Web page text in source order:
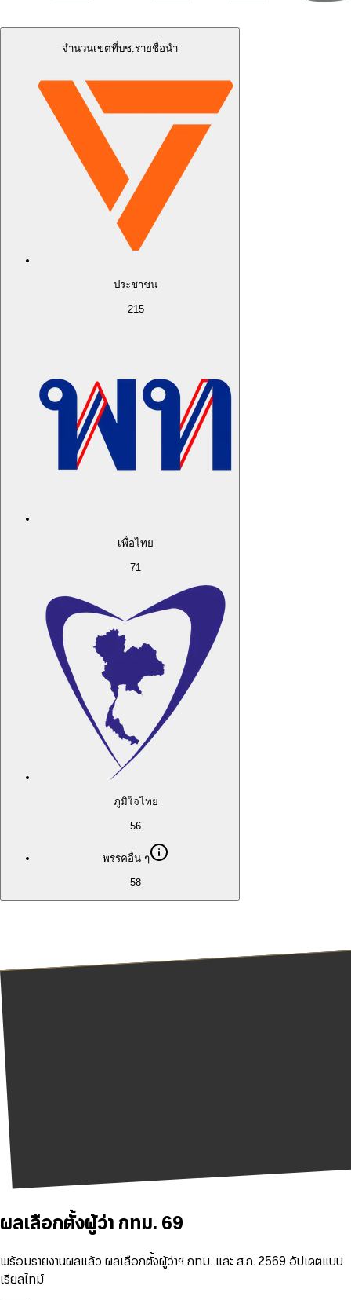
จำนวนเขตที่บช.รายชื่อนำ
ประชาชน
215
เพื่อไทย
71
ภูมิใจไทย
56
พรรคอื่น ๆ
58
ผลเลือกตั้งผู้ว่า กทม. 69
พร้อมรายงานผลแล้ว ผลเลือกตั้งผู้ว่าฯ กทม. และ ส.ก. 2569 อัปเดตแบบ
เรียลไทม์